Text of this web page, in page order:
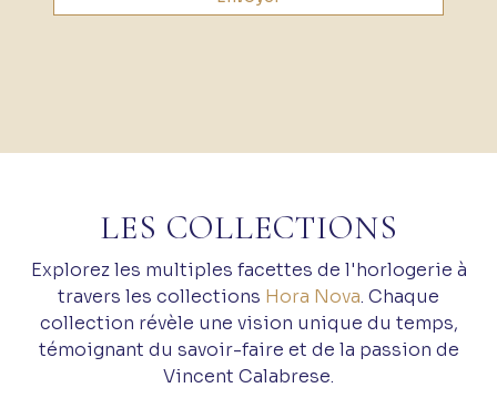
LES COLLECTIONS
Explorez les multiples facettes de l'horlogerie à
travers les collections Hora Nova. Chaque
collection révèle une vision unique du temps,
témoignant du savoir-faire et de la passion de
Vincent Calabrese.